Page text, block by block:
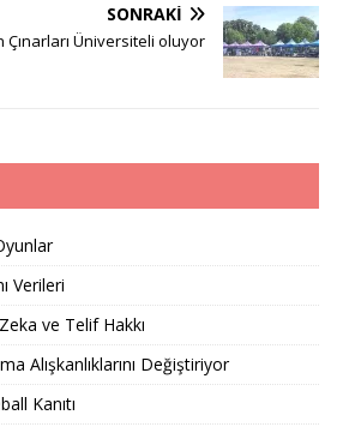
SONRAKI
Çınarları Üniversiteli oluyor
Verileri
ve Telif Hakkı
Alışkanlıklarını Değiştiriyor
Kanıtı